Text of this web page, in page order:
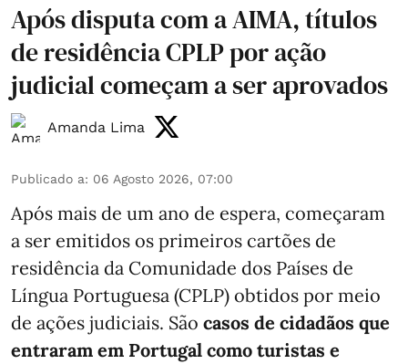
Após disputa com a AIMA, títulos
de residência CPLP por ação
judicial começam a ser aprovados
Amanda Lima
Publicado a: 06 Agosto 2026, 07:00
Após mais de um ano de espera, começaram
a ser emitidos os primeiros cartões de
residência da Comunidade dos Países de
Língua Portuguesa (CPLP) obtidos por meio
de ações judiciais. São casos de cidadãos que
entraram em Portugal como turistas e